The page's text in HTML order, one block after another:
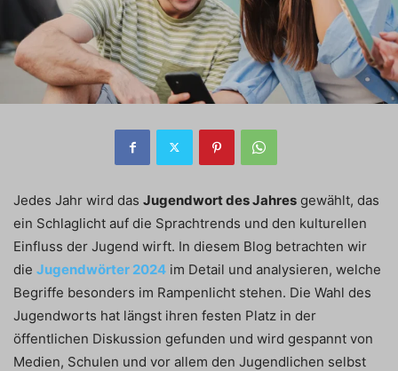
Jedes Jahr wird das Jugendwort des Jahres gewählt, das
ein Schlaglicht auf die Sprachtrends und den kulturellen
Einfluss der Jugend wirft. In diesem Blog betrachten wir
die Jugendwörter 2024 im Detail und analysieren, welche
Begriffe besonders im Rampenlicht stehen. Die Wahl des
Jugendworts hat längst ihren festen Platz in der
öffentlichen Diskussion gefunden und wird gespannt von
Medien, Schulen und vor allem den Jugendlichen selbst